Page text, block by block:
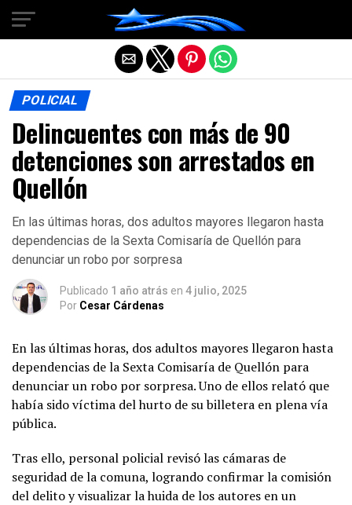
POLICIAL
Delincuentes con más de 90
detenciones son arrestados en
Quellón
En las últimas horas, dos adultos mayores llegaron hasta
dependencias de la Sexta Comisaría de Quellón para
denunciar un robo por sorpresa
Publicado 1 año atrás en 4 julio, 2025
Por Cesar Cárdenas
En las últimas horas, dos adultos mayores llegaron hasta
dependencias de la Sexta Comisaría de Quellón para
denunciar un robo por sorpresa. Uno de ellos relató que
había sido víctima del hurto de su billetera en plena vía
pública.
Tras ello, personal policial revisó las cámaras de
seguridad de la comuna, logrando confirmar la comisión
del delito y visualizar la huida de los autores en un
Salir de la versión móvil